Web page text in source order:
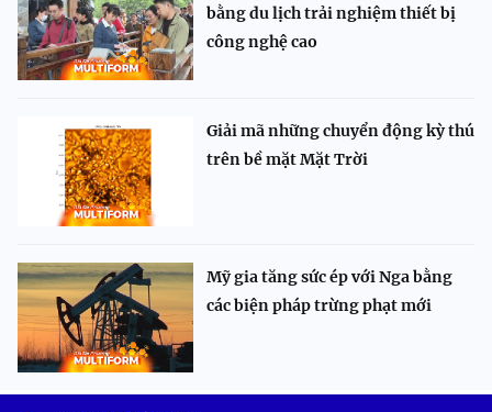
bằng du lịch trải nghiệm thiết bị
công nghệ cao
Giải mã những chuyển động kỳ thú
trên bề mặt Mặt Trời
Mỹ gia tăng sức ép với Nga bằng
các biện pháp trừng phạt mới